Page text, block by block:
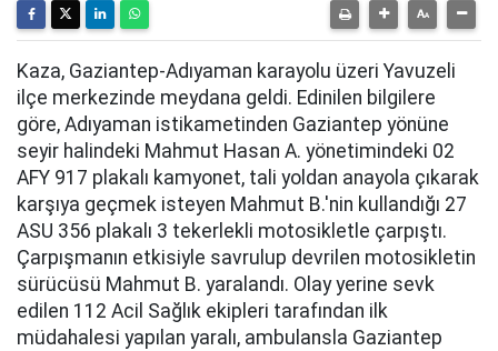
Kaza, Gaziantep-Adıyaman karayolu üzeri Yavuzeli
ilçe merkezinde meydana geldi. Edinilen bilgilere
göre, Adıyaman istikametinden Gaziantep yönüne
seyir halindeki Mahmut Hasan A. yönetimindeki 02
AFY 917 plakalı kamyonet, tali yoldan anayola çıkarak
karşıya geçmek isteyen Mahmut B.'nin kullandığı 27
ASU 356 plakalı 3 tekerlekli motosikletle çarpıştı.
Çarpışmanın etkisiyle savrulup devrilen motosikletin
sürücüsü Mahmut B. yaralandı. Olay yerine sevk
edilen 112 Acil Sağlık ekipleri tarafından ilk
müdahalesi yapılan yaralı, ambulansla Gaziantep